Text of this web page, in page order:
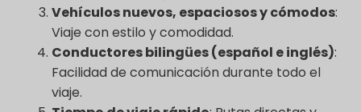
Vehículos nuevos, espaciosos y cómodos:
Viaje con estilo y comodidad.
Conductores bilingües (español e inglés):
Facilidad de comunicación durante todo el
viaje.